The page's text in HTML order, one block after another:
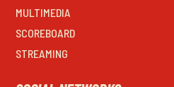
MULTIMEDIA
SCOREBOARD
STREAMING